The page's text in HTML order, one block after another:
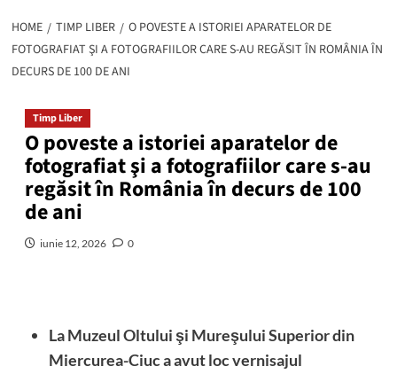
HOME TIMP LIBER
O POVESTE A ISTORIEI APARATELOR DE
FOTOGRAFIAT ŞI A FOTOGRAFIILOR CARE S-AU REGĂSIT ÎN ROMÂNIA ÎN
DECURS DE 100 DE ANI
Timp Liber
O poveste a istoriei aparatelor de
fotografiat şi a fotografiilor care s-au
regăsit în România în decurs de 100
de ani
iunie 12, 2026 0
La Muzeul Oltului şi Mureşului Superior din
Miercurea-Ciuc a avut loc vernisajul